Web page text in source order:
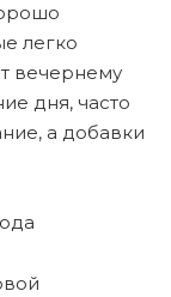
легко
вечернему
дня, часто
а добавки